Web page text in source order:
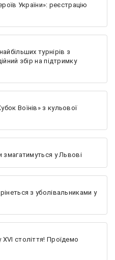
України»: реєстрацію
турнірів з
збір на підтримку
Воїнів» з кульової
змагатимуться у Львові
з уболівальниками у
століття! Проїдемо